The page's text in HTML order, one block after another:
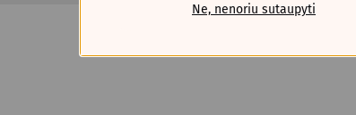
Ne, nenoriu sutaupyti